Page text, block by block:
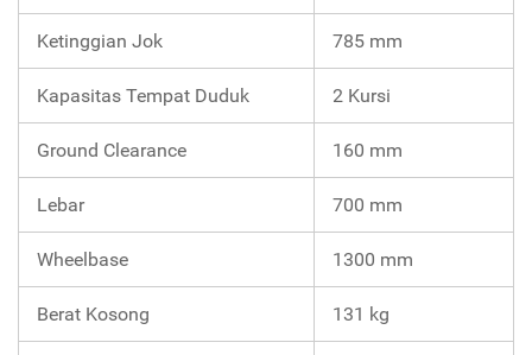
Ketinggian Jok 785 mm
Kapasitas Tempat Duduk 2 Kursi
Ground Clearance 160 mm
Lebar 700 mm
Wheelbase 1300 mm
Berat Kosong 131 kg